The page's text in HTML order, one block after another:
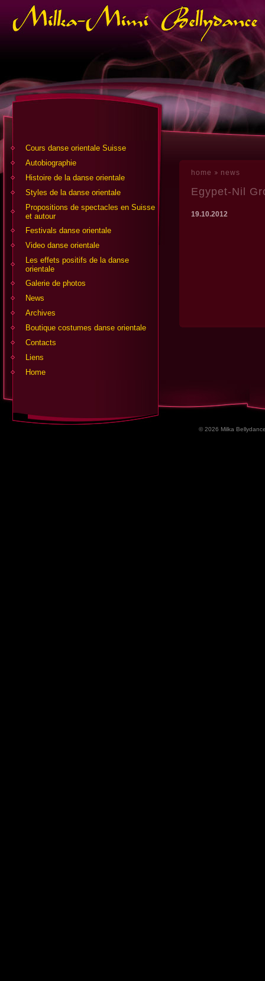
Cours danse orientale Suisse
Аutobiographie
Histoire de la danse orientale
Styles de la danse orientale
Propositions de spectacles en Suisse
et autour
Festivals danse orientale
Video danse orientale
Les effets positifs de la danse
orientale
Galerie de photos
News
Archives
Boutique costumes danse orientale
Contacts
Liens
Home
home news
Egypet-Nil
19.10.2012
© 2026 Milka